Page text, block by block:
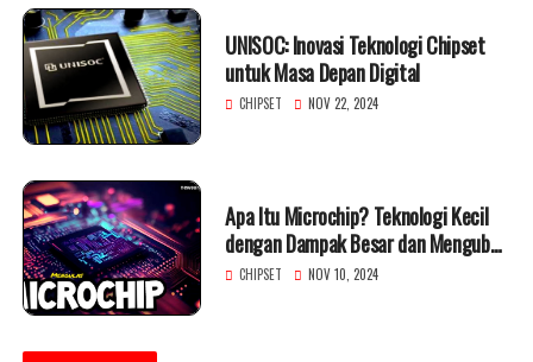
UNISOC: Inovasi Teknologi Chipset
untuk Masa Depan Digital
CHIPSET NOV 22, 2024
Apa Itu Microchip? Teknologi Kecil
dengan Dampak Besar dan Mengubah
Dunia
CHIPSET NOV 10, 2024